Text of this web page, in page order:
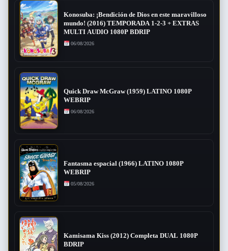
Konosuba: ¡Bendición de Dios en este maravilloso
mundo! (2016) TEMPORADA 1-2-3 + EXTRAS
MULTI AUDIO 1080P BDRIP
06/08/2026
Quick Draw McGraw (1959) LATINO 1080P
WEBRIP
06/08/2026
Fantasma espacial (1966) LATINO 1080P
WEBRIP
05/08/2026
Kamisama Kiss (2012) Completa DUAL 1080P
BDRIP